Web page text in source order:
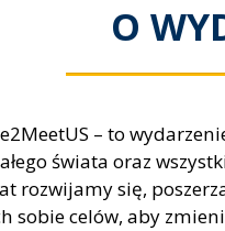
O
– to
świata oraz
rozwijamy się,
sobie celów, aby